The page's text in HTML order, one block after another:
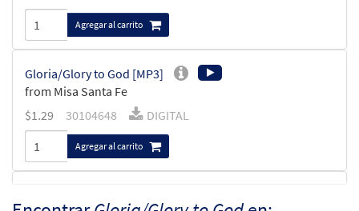
Agregar al carrito
Gloria/Glory to God [MP3]
from Misa Santa Fe
$1.29 30104648 DIGITAL
Agregar al carrito